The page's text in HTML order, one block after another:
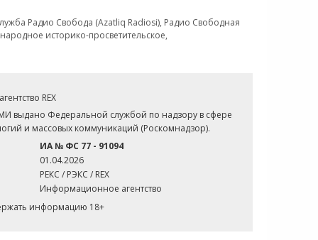
Радио Свобода (Azatliq Radiosi), Радио Свободная
историко-просветительское,
REX
выдано Федеральной службой по надзору в сфере
и массовых коммуникаций (Роскомнадзор).
ИА № ФС 77 - 91094
01.04.2026
РЕКС / РЭКС / REX
Информационное агентство
информацию 18+